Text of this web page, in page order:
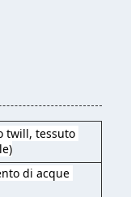
twill, tessuto
di acque